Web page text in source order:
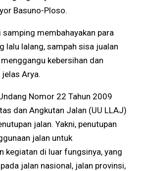
Basuno-Ploso.
samping membahayakan para
lalu lalang, sampah sisa jualan
kebersihan dan
Arya.
Nomor 22 Tahun 2009
dan Angkutan Jalan (UU LLAJ)
jalan. Yakni, penutupan
jalan untuk
kegiatan di luar fungsinya, yang
jalan nasional, jalan provinsi,